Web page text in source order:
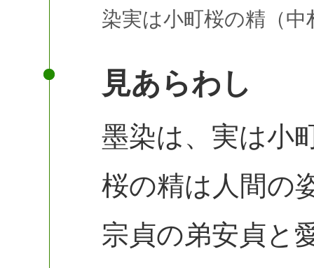
染実は小町桜の精（
見あらわし
墨染は、実は小
桜の精は人間の
宗貞の弟安貞と